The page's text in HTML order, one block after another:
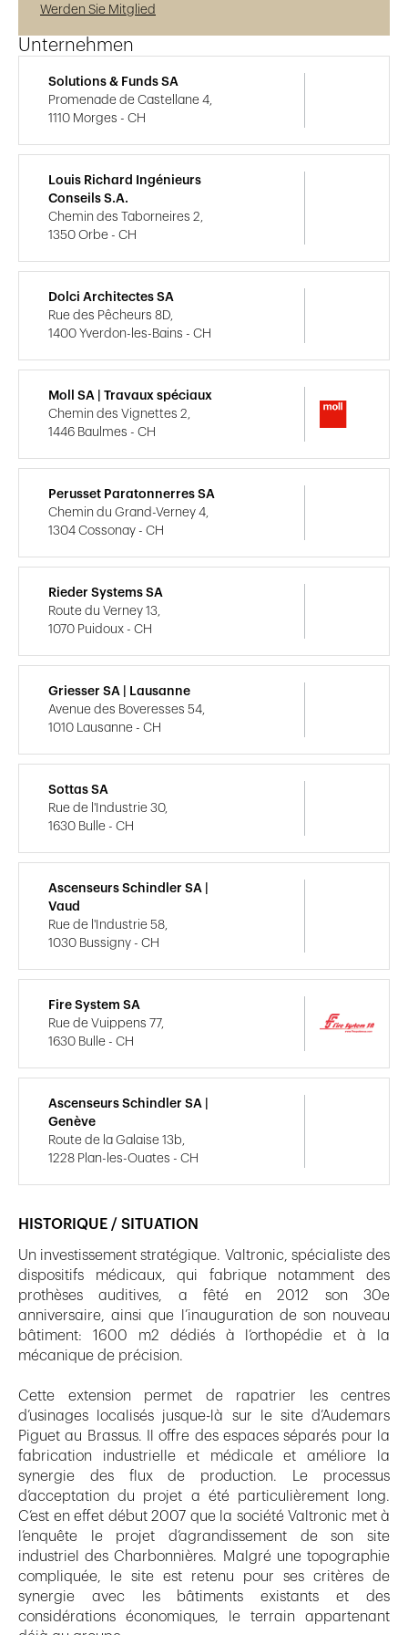
HISTORIQUE / SITUATION
Un investissement stratégique. Valtronic, spécialiste des
dispositifs médicaux, qui fabrique notamment des
prothèses auditives, a fêté en 2012 son 30e
anniversaire, ainsi que l’inauguration de son nouveau
bâtiment: 1600 m2 dédiés à l’orthopédie et à la
mécanique de précision.
Cette extension permet de rapatrier les centres
d’usinages localisés jusque-là sur le site d’Audemars
Piguet au Brassus. Il offre des espaces séparés pour la
fabrication industrielle et médicale et améliore la
synergie des flux de production. Le processus
d’acceptation du projet a été particulièrement long.
C’est en effet début 2007 que la société Valtronic met à
l’enquête le projet d’agrandissement de son site
industriel des Charbonnières. Malgré une topographie
compliquée, le site est retenu pour ses critères de
synergie avec les bâtiments existants et des
considérations économiques, le terrain appartenant
Werden Sie Mitglied
Unternehmen
Solutions & Funds SA
Promenade de Castellane 4,
1110 Morges - CH
Louis Richard Ingénieurs
Conseils S.A.
Chemin des Taborneires 2,
1350 Orbe - CH
Dolci Architectes SA
Rue des Pêcheurs 8D,
1400 Yverdon-les-Bains - CH
Moll SA | Travaux spéciaux
Chemin des Vignettes 2,
1446 Baulmes - CH
Perusset Paratonnerres SA
Chemin du Grand-Verney 4,
1304 Cossonay - CH
Rieder Systems SA
Route du Verney 13,
1070 Puidoux - CH
Griesser SA | Lausanne
Avenue des Boveresses 54,
1010 Lausanne - CH
Sottas SA
Rue de l'Industrie 30,
1630 Bulle - CH
Ascenseurs Schindler SA |
Vaud
Rue de l'Industrie 58,
1030 Bussigny - CH
Fire System SA
Rue de Vuippens 77,
1630 Bulle - CH
Ascenseurs Schindler SA |
Genève
Route de la Galaise 13b,
1228 Plan-les-Ouates - CH